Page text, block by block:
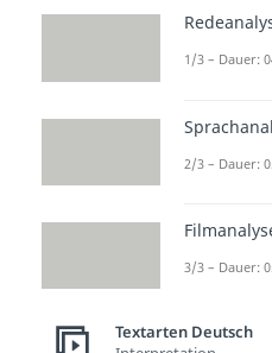
Diese
dein
Das
—
1/3 – Dauer:
2/3 – Dauer:
3/3 – Dauer:
Textarten Deutsch